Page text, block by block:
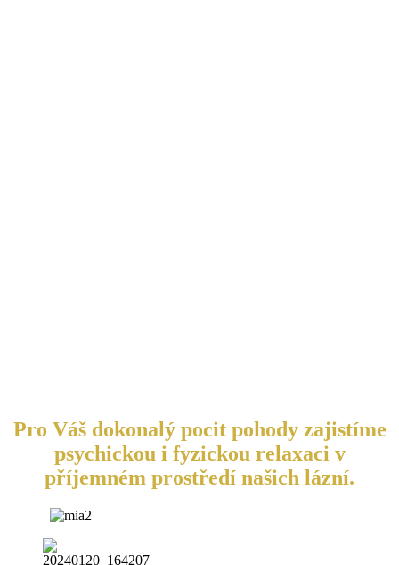
Pro Váš dokonalý pocit pohody zajistíme
psychickou i fyzickou relaxaci v
příjemném prostředí našich lázní.